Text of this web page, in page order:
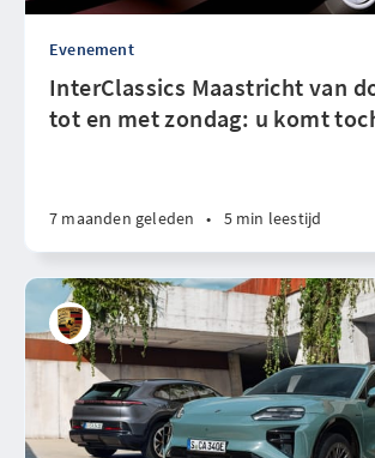
Evenement
InterClassics Maastricht van
tot en met zondag: u komt
7 maanden geleden • 5 min leestijd